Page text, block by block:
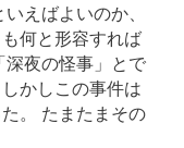
えばよいのか、
何と形容すれば
深夜の怪事」とで
かしこの事件は
。 たまたまその